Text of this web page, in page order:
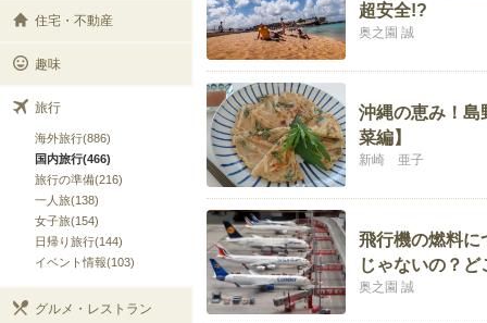
住宅・不動産
趣味
旅行
海外旅行(886)
国内旅行(466)
旅行の準備(216)
一人旅(138)
女子旅(154)
日帰り旅行(144)
イベント情報(103)
グルメ・レストラン
超安全!?
奥之園 誠
沖縄の恵み！島
菜編】
新崎 亜子
飛行機の燃料に
じゃないの？
奥之園 誠